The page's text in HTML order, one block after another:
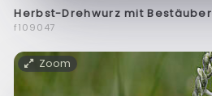
Herbst-Drehwurz mit Bestäuber
f109047
Zoom